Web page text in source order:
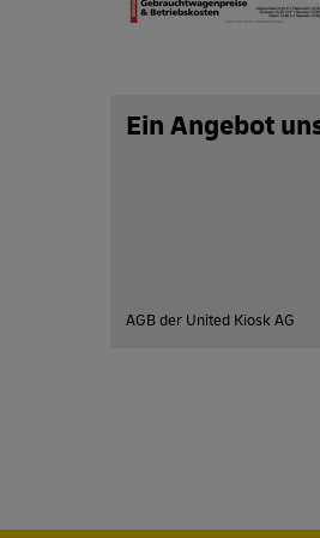
Abo
Ein Angebot
AGB der United Kiosk AG